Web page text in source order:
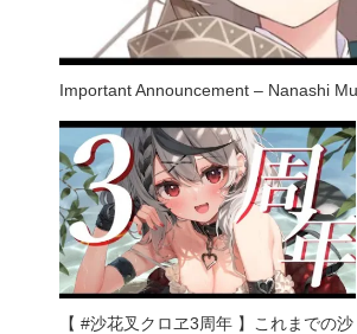
Important Announcement – Nanashi
【 #沙花叉クロヱ3周年 】これまでの沙